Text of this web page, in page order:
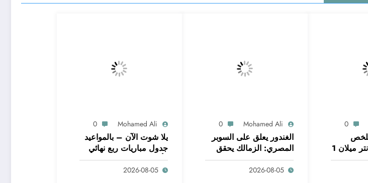
0
ميلان 1
Mohamed Ali
0
الغندور يعلق على السوبر
المصري: الزمالك يحقق
إنجازًا بالفوز – شاهد الآن
2026-08-05
Mohamed Ali
0
يلا شوت الآن – بالمواعيد
جدول مباريات ربع نهائي
كأس إفريقيا للسيدات
2026.المغرب
2026-08-05